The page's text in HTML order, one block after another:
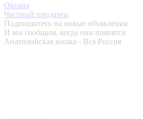
Оксана
Частный продавец
Подпишитесь на новые объявления
И мы сообщим, когда они появятся
Анатолийская кошка - Вся Россия